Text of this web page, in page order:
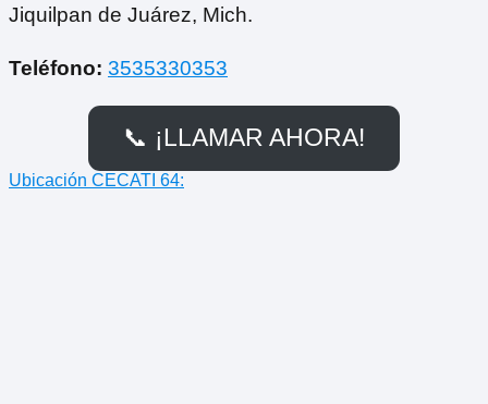
Jiquilpan de Juárez, Mich.
Teléfono: 3535330353
📞 ¡LLAMAR AHORA!
Ubicación CECATI 64: